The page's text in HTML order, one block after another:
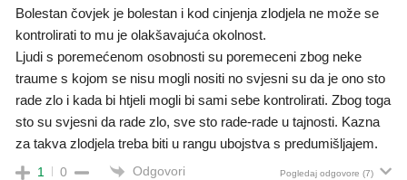
Bolestan čovjek je bolestan i kod cinjenja zlodjela ne može se
kontrolirati to mu je olakšavajuća okolnost.
Ljudi s poremećenom osobnosti su poremeceni zbog neke
traume s kojom se nisu mogli nositi no svjesni su da je ono sto
rade zlo i kada bi htjeli mogli bi sami sebe kontrolirati. Zbog toga
sto su svjesni da rade zlo, sve sto rade-rade u tajnosti. Kazna
za takva zlodjela treba biti u rangu ubojstva s predumišljajem.
1 0 Odgovori Pogledaj odgovore (7)